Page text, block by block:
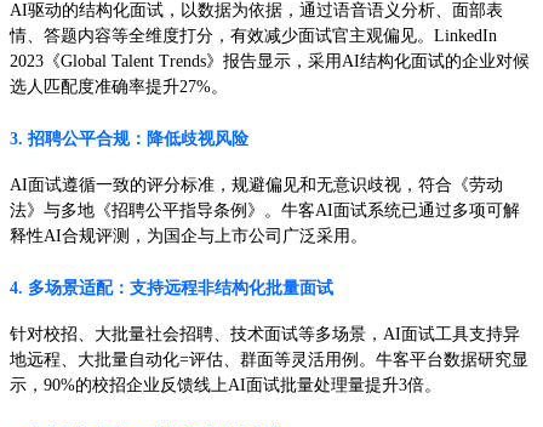
AI驱动的结构化面试，以数据为依据，通过语音语义分析、面部表
情、答题内容等全维度打分，有效减少面试官主观偏见。LinkedIn
2023《Global Talent Trends》报告显示，采用AI结构化面试的企业对候
选人匹配度准确率提升27%。
3. 招聘公平合规：降低歧视风险
AI面试遵循一致的评分标准，规避偏见和无意识歧视，符合《劳动
法》与多地《招聘公平指导条例》。牛客AI面试系统已通过多项可解
释性AI合规评测，为国企与上市公司广泛采用。
4. 多场景适配：支持远程非结构化批量面试
针对校招、大批量社会招聘、技术面试等多场景，AI面试工具支持异
地远程、大批量自动化=评估、群面等灵活用例。牛客平台数据研究显
示，90%的校招企业反馈线上AI面试批量处理量提升3倍。